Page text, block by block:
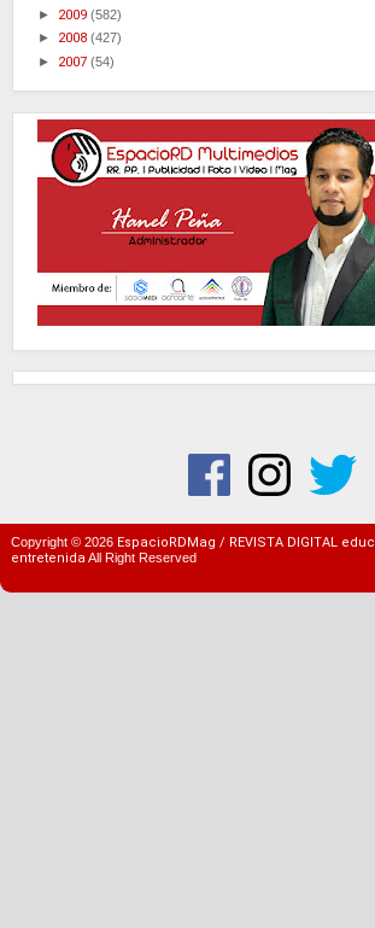
► 2009 (582)
► 2008 (427)
► 2007 (54)
Copyright © 2026 EspacioRDMag / REVISTA DIGITAL
entretenidaAll Right Reserved